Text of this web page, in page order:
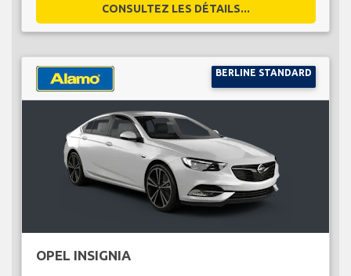
CONSULTEZ LES DÉTAILS...
BERLINE STANDARD
OPEL INSIGNIA